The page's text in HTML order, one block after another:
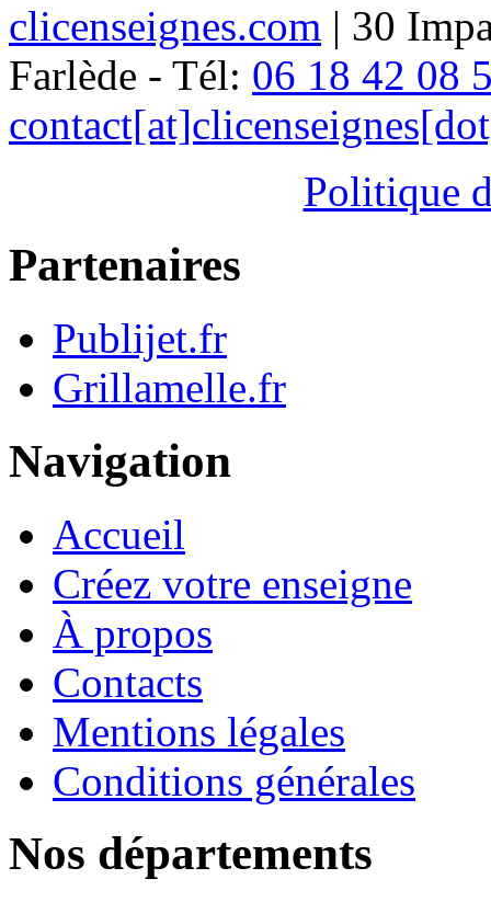
clicenseignes.com | 30
Farlède - Tél: 06 18 42 08
Politique
Partenaires
Publijet.fr
Grillamelle.fr
Navigation
Accueil
Créez votre enseigne
À propos
Contacts
Mentions légales
Conditions générales
Nos départements